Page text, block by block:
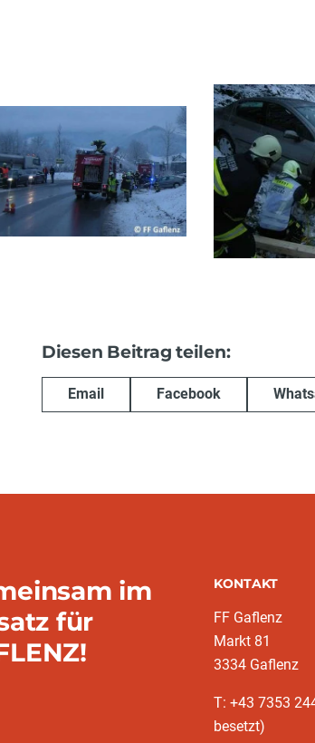
Diesen Beitrag teilen:
Email Facebook
im
für
KONTAKT
FF Gaflenz
Markt 81
3334 Gaflenz
T: +43 7353
besetzt)